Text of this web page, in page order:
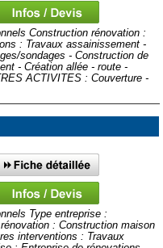
Construction rénovation :
: Travaux assainissement -
sondages - Construction de
- Création allée - route -
ACTIVITES : Couverture -
Type entreprise :
: Construction maison
interventions : Travaux